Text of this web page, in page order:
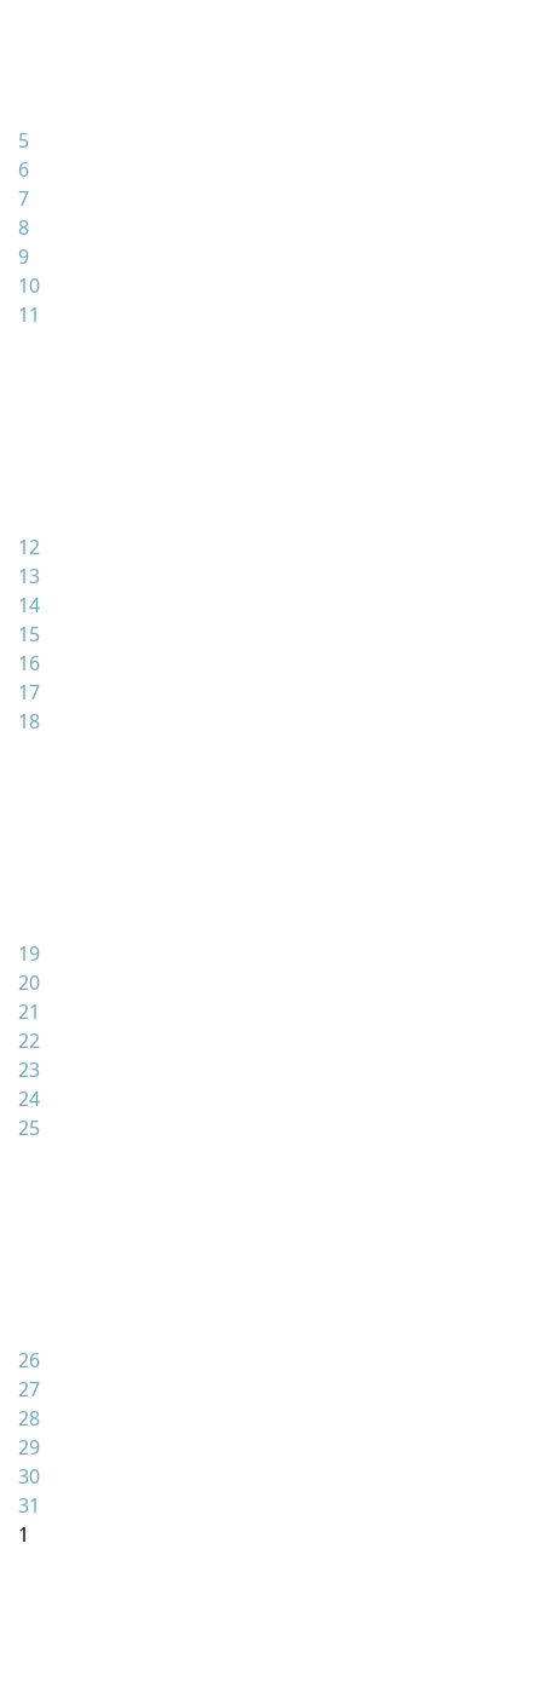
5
6
7
8
9
10
11
12
13
14
15
16
17
18
19
20
21
22
23
24
25
26
27
28
29
30
31
1